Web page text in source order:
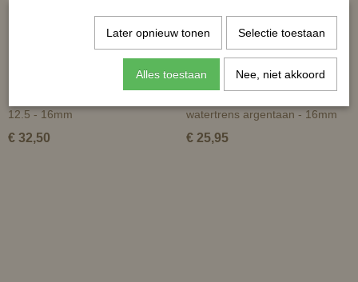
12.5 - 16mm
€ 32,50
watertrens argentaan - 16mm
€ 25,95
Later opnieuw tonen Selectie toestaan
Alles toestaan Nee, niet akkoord